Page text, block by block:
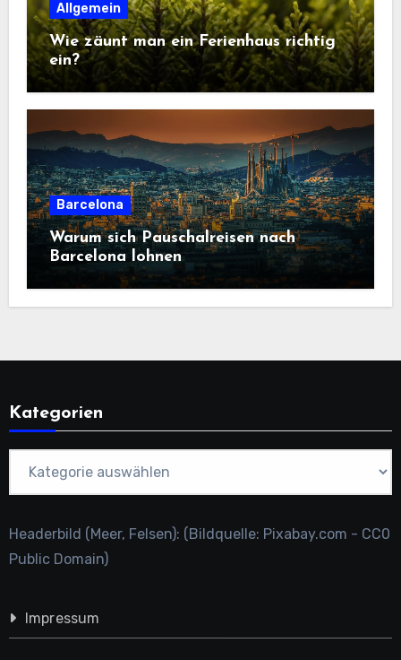
Allgemein
Wie zäunt man ein Ferienhaus richtig
ein?
Barcelona
Warum sich Pauschalreisen nach
Barcelona lohnen
Kategorien
Headerbild (Meer, Felsen): (Bildquelle: Pixabay.com - CC0
Public Domain)
Impressum